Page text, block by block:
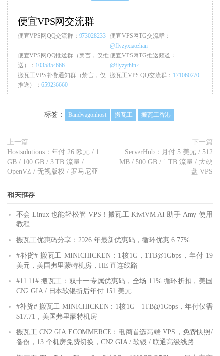
便宜VPS网交流群
便宜VPS网QQ交流群： 973028233
便宜VPS网TG交流群：
@flyzyxiaozhan
便宜VPS网QQ推送群（禁言，仅推
送）： 1035854666
便宜VPS网TG推送频道：
@flyzythink
搬瓦工VPS补货通知群（禁言，仅
推送）： 659236660
搬瓦工VPS QQ交流群： 171060270
标签： Bandwagonhost 搬瓦工 搬瓦工香港
上一篇
Hostsolutions：年付 26 欧元 / 1
GB / 100 GB / 3 TB 流量 /
OpenVZ / 无视版权 / 罗马尼亚
下一篇
ServerHub：月付 5 美元 / 512
MB / 500 GB / 1 TB 流量 / 大硬
盘 VPS
相关推荐
不会 Linux 也能轻松管 VPS！搬瓦工 KiwiVM AI 助手 Amy 使用
教程
搬瓦工优惠码分享：2026 年最新优惠码，循环优惠 6.77%
#补货# 搬瓦工 MINICHICKEN：1核1G，1TB@1Gbps，年付 19
美元，美国弗里蒙特机房，HE 直连线路
#11.11# 搬瓦工：双十一专属优惠码，全场 11% 循环折扣，美国
CN2 GIA / 日本软银折后年付 151 美元
#补货# 搬瓦工 MINICHICKEN：1核1G，1TB@1Gbps，年付仅需
$17.71，美国弗里蒙特机房
搬瓦工 CN2 GIA ECOMMERCE：电商首选高端 VPS，免费快照/
备份，13 个机房免费切换，CN2 GIA / 软银 / 联通高级线路